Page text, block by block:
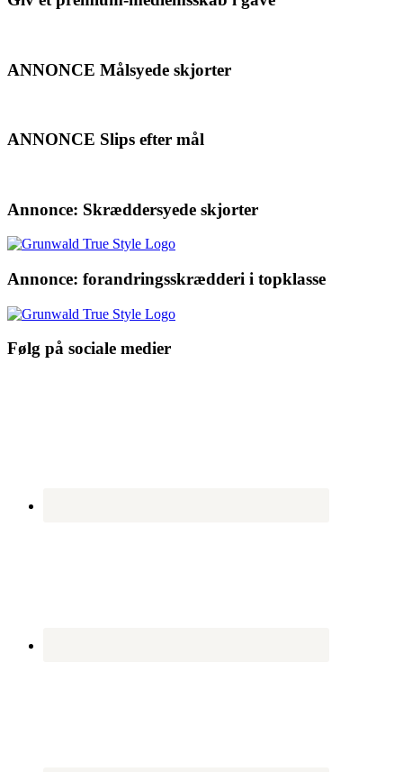
ANNONCE Målsyede skjorter
ANNONCE Slips efter mål
Annonce: Skræddersyede skjorter
Annonce: forandringsskrædderi i topklasse
Følg på sociale medier